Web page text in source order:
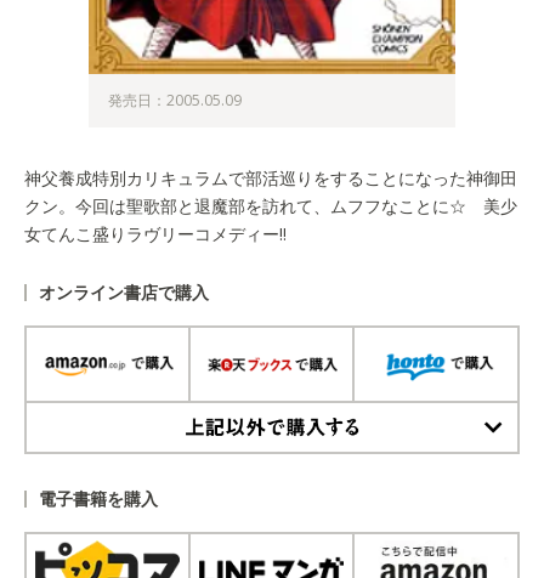
発売日：2005.05.09
神父養成特別カリキュラムで部活巡りをすることになった神御田
クン。今回は聖歌部と退魔部を訪れて、ムフフなことに☆ 美少
女てんこ盛りラヴリーコメディー!!
オンライン書店で購入
電子書籍を購入